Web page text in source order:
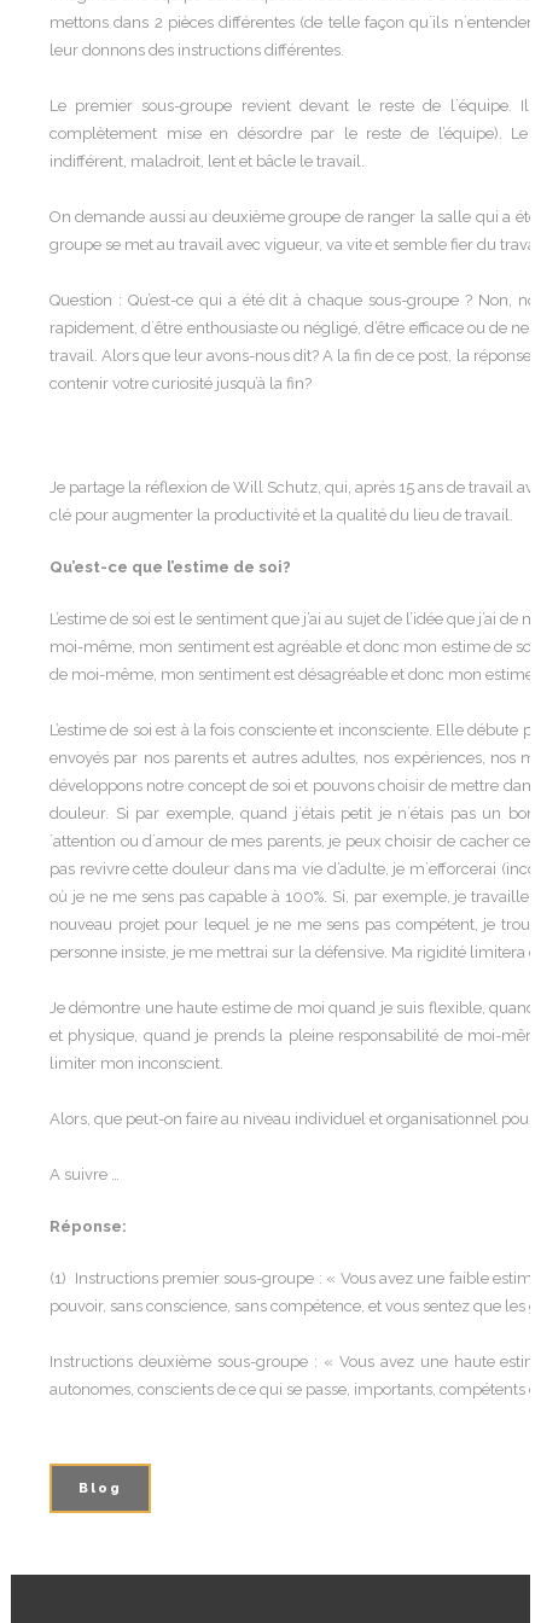
mettons dans 2 pièces différentes (de telle façon qu´ils
leur donnons des instructions différentes.
Le premier sous-groupe revient devant le reste de l´équipe.
complètement mise en désordre par le reste de l’équipe). Le
indifférent, maladroit, lent et bâcle le travail.
On demande aussi au deuxième groupe de ranger la salle qui a
groupe se met au travail avec vigueur, va vite et semble fier du
Question : Qu’est-ce qui a été dit à chaque sous-groupe ? Non,
rapidement, d´être enthousiaste ou négligé, d’être efficace ou de ne
travail. Alors que leur avons-nous dit? A la fin de ce post, la
contenir votre curiosité jusqu’à la fin?
Je partage la réflexion de Will Schutz, qui, après 15 ans de travail
clé pour augmenter la productivité et la qualité du lieu de travail.
Qu’est-ce que l’estime de soi?
L’estime de soi est le sentiment que j’ai au sujet de l’idée que j’ai de
moi-même, mon sentiment est agréable et donc mon estime de soi
de moi-même, mon sentiment est désagréable et donc mon estime
L’estime de soi est à la fois consciente et inconsciente. Elle débute
envoyés par nos parents et autres adultes, nos expériences, nos
développons notre concept de soi et pouvons choisir de mettre
douleur. Si par exemple, quand j´étais petit je n´étais pas un
´attention ou d´amour de mes parents, je peux choisir de cacher
pas revivre cette douleur dans ma vie d’adulte, je m´efforcerai
où je ne me sens pas capable à 100%. Si, par exemple, je
nouveau projet pour lequel je ne me sens pas compétent, je
personne insiste, je me mettrai sur la défensive. Ma rigidité limitera
Je démontre une haute estime de moi quand je suis flexible,
et physique, quand je prends la pleine responsabilité de moi-
limiter mon inconscient.
Alors, que peut-on faire au niveau individuel et organisationnel pour
A suivre …
Réponse:
(1) Instructions premier sous-groupe : « Vous avez une faible
pouvoir, sans conscience, sans compétence, et vous sentez que les
Instructions deuxième sous-groupe : « Vous avez une haute
autonomes, conscients de ce qui se passe, importants, compétents
Blog